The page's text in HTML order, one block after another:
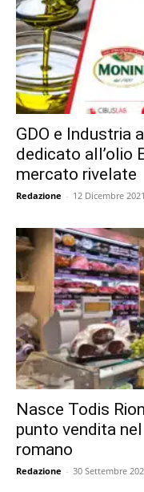
GDO e Industria
dedicato all’olio
mercato rivelate
Redazione - 12 Dicembre 2021
Nasce Todis
punto vendita
romano
Redazione - 30 Settembre